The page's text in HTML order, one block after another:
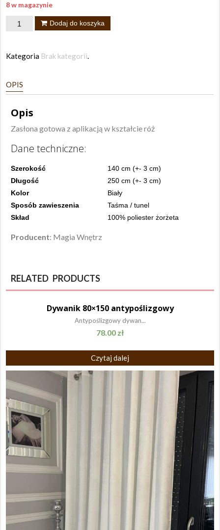
8 w magazynie
ilość
140x270
Dodaj do koszyka
Kategoria Brak kategorii.
OPIS
Opis
Zasłona gotowa z aplikacją w kształcie róż
Dane techniczne:
Szerokość
140 cm (+- 3 cm)
Długość
250 cm (+- 3 cm)
Kolor
Biały
Sposób zawieszenia
Taśma / tunel
Skład
100% poliester żorżeta
Producent: Magia Wnętrz
RELATED PRODUCTS
Dywanik 80×150 antypoślizgowy
Antypoślizgowy dywan...
78.00 zł
Czytaj dalej